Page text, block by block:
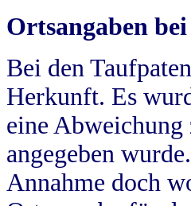
Ortsangaben
Bei den
Herkunft. Es
eine
angegeben
Annahme doch